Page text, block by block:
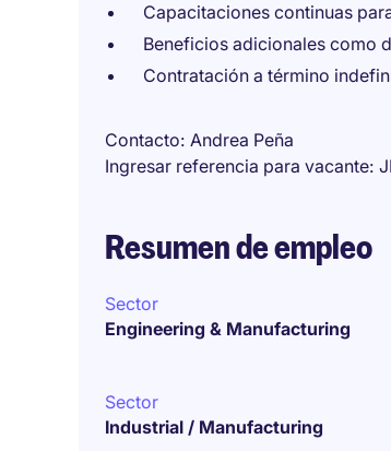
Capacitaciones continuas
Beneficios adicionales como
Contratación a término
Contacto Andrea Peña
Ingresar referencia para vacante
Resumen de empleo
Sector
Engineering & Manufacturing
Sector
Industrial / Manufacturing